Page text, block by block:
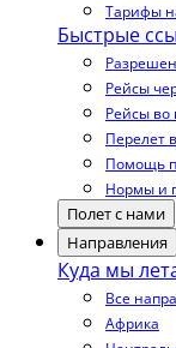
Тарифы
Быстрые
Рейсы
Рейсы во
Перелет
Помощь
Нормы и
Полет с нами
Направления
Куда мы
Все
Африка